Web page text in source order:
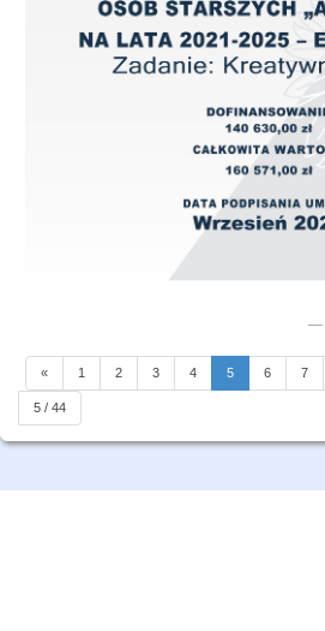
« 1 2 3 4 5 6 7
5 / 44